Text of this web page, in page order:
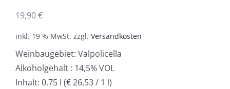
19,90€
inkl. 19 % MwSt. zzgl. Versandkosten
Weinbaugebiet: Valpolicella
Alkoholgehalt : 14,5% VOL
Inhalt: 0.75 l (€ 26,53 / 1 l)